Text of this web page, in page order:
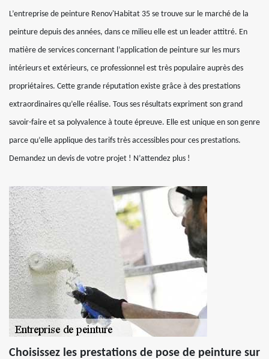
L’entreprise de peinture Renov'Habitat 35 se trouve sur le marché de la
peinture depuis des années, dans ce milieu elle est un leader attitré. En
matière de services concernant l’application de peinture sur les murs
intérieurs et extérieurs, ce professionnel est très populaire auprès des
propriétaires. Cette grande réputation existe grâce à des prestations
extraordinaires qu’elle réalise. Tous ses résultats expriment son grand
savoir-faire et sa polyvalence à toute épreuve. Elle est unique en son genre
parce qu’elle applique des tarifs très accessibles pour ces prestations.
Demandez un devis de votre projet ! N’attendez plus !
Choisissez les prestations de pose de peinture sur